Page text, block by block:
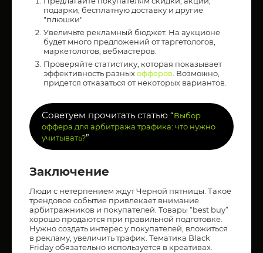
подарки, бесплатную доставку и другие
"плюшки".
Увеличьте рекламный бюджет. На аукционе
будет много предложений от таргетологов,
маркетологов, вебмастеров.
Проверяйте статистику, которая показывает
эффективность разныхофферов . Возможно,
придется отказаться от некоторых вариантов.
Советуем прочитать статью “Выбор
оффера для арбитража трафика: что нужно
учитывать?”
Заключение
Люди с нетерпением ждут Черной пятницы. Такое
трендовое событие привлекает внимание
арбитражников и покупателей. Товары “best buy”
хорошо продаются при правильной подготовке.
Нужно создать интерес у покупателей, вложиться
в рекламу, увеличить трафик. Тематика Black
Friday обязательно используется в креативах.